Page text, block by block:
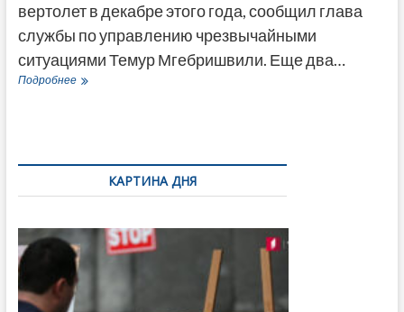
вертолет в декабре этого года, сообщил глава
службы по управлению чрезвычайными
ситуациями Темур Мгебришвили. Еще два…
ПодробнееПожарно-
концу
КАРТИНА ДНЯ